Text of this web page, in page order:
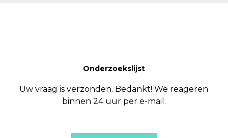
Onderzoekslijst
Uw vraag is verzonden. Bedankt! We reageren
binnen 24 uur per e-mail.